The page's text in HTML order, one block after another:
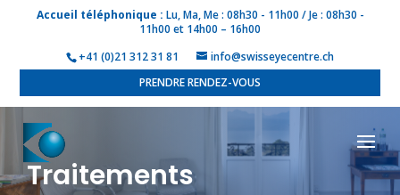
Accueil téléphonique : Lu, Ma, Me : 08h30 - 11h00 / Je : 08h30 -
11h00 et 14h00 – 16h00
+41 (0)21 312 31 81
info@swisseyecentre.ch
PRENDRE RENDEZ-VOUS
Traitements